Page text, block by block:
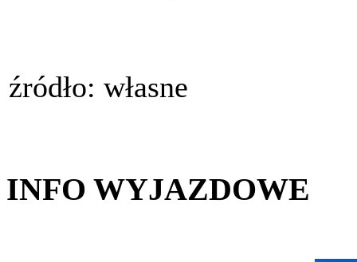
źródło: własne
INFO WYJAZDOWE